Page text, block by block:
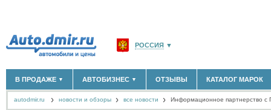
РОССИЯ ▼
САНКТ-ПЕТЕРБУРГ И ОБЛАСТЬ(14304)
КРАСНОДАРСКИЙ КРАЙ(5619)
В ПРОДАЖЕ ▼
НОВЫЕ АВТОМОБИЛИ(30122)
АВТОБИЗНЕС ▼
ОФИЦИАЛЬНЫЕ ДИЛЕРЫ(1347)
ОТЗЫВЫ КАТАЛОГ МАРОК
autodmir.ru новости и обзоры все новости Информационное партнерство с